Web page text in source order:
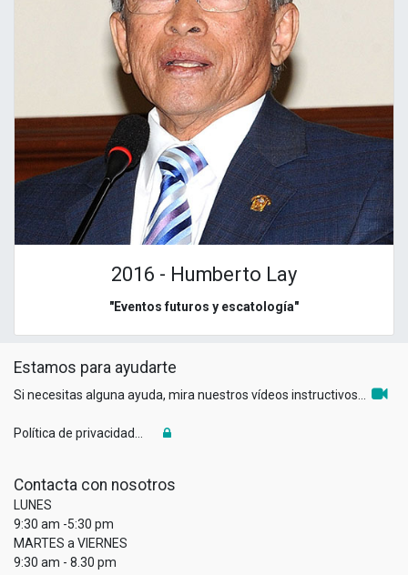
2016 - Humberto Lay
"Eventos futuros y escatología"
Estamos para ayudarte
Si necesitas alguna ayuda, mira nuestros vídeos instructivos...
Política de privacidad...
Contacta con nosotros
LUNES
9:30 am -5:30 pm
MARTES a VIERNES
9:30 am - 8.30 pm